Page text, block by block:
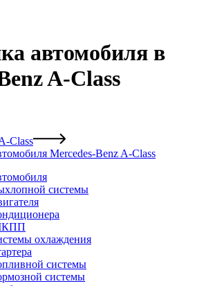
автомобиля в
A-Class
Class
Mercedes-Benz A-Class
системы
охлаждения
системы
системы